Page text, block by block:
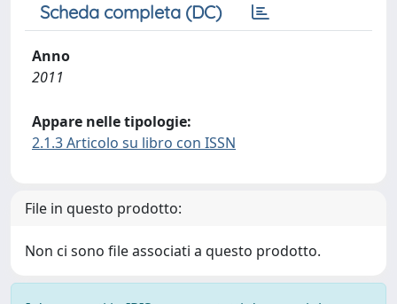
Scheda completa (DC)
Anno
2011
Appare nelle tipologie:
2.1.3 Articolo su libro con ISSN
File in questo prodotto:
Non ci sono file associati a questo prodotto.